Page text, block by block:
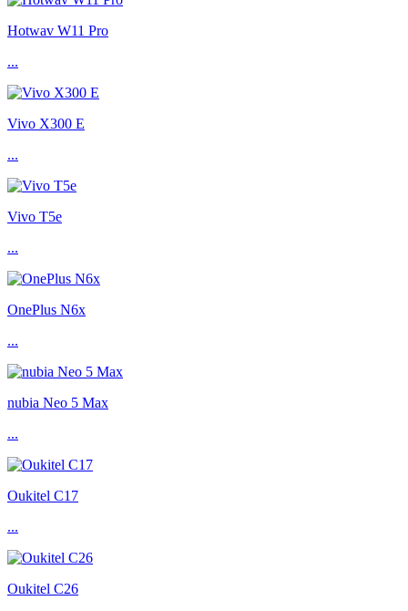
Hotwav W11 Pro
...
Vivo X300 E
...
Vivo T5e
...
OnePlus N6x
...
nubia Neo 5 Max
...
Oukitel C17
...
Oukitel C26